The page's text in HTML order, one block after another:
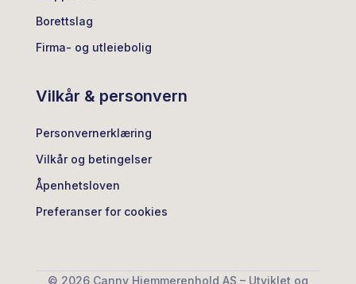
Borettslag
Firma- og utleiebolig
Vilkår & personvern
Personvernerklæring
Vilkår og betingelser
Åpenhetsloven
Preferanser for cookies
© 2026 Canny Hjemmerenhold AS – Utviklet og